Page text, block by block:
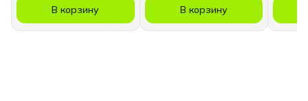
В корзину В корзину